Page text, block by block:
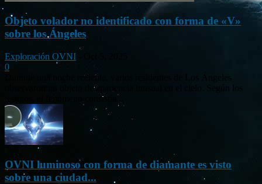
Objeto volador no identificado con forma de «V»
sobre los Ángeles
Exploración OVNI
0
Durante una noche reciente, varios residentes de Los Ángeles
observaron un objeto de apariencia inusual en el cielo. Según los
testigos, el fenómeno consistía...
OVNI luminoso con forma de diamante es visto
sobre una ciudad...